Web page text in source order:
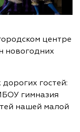
центре
новогодних
гостей:
гимназия
нашей малой